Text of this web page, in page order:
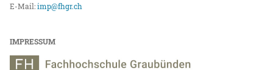
E-Mail:imp@fhgr.ch
IMPRESSUM